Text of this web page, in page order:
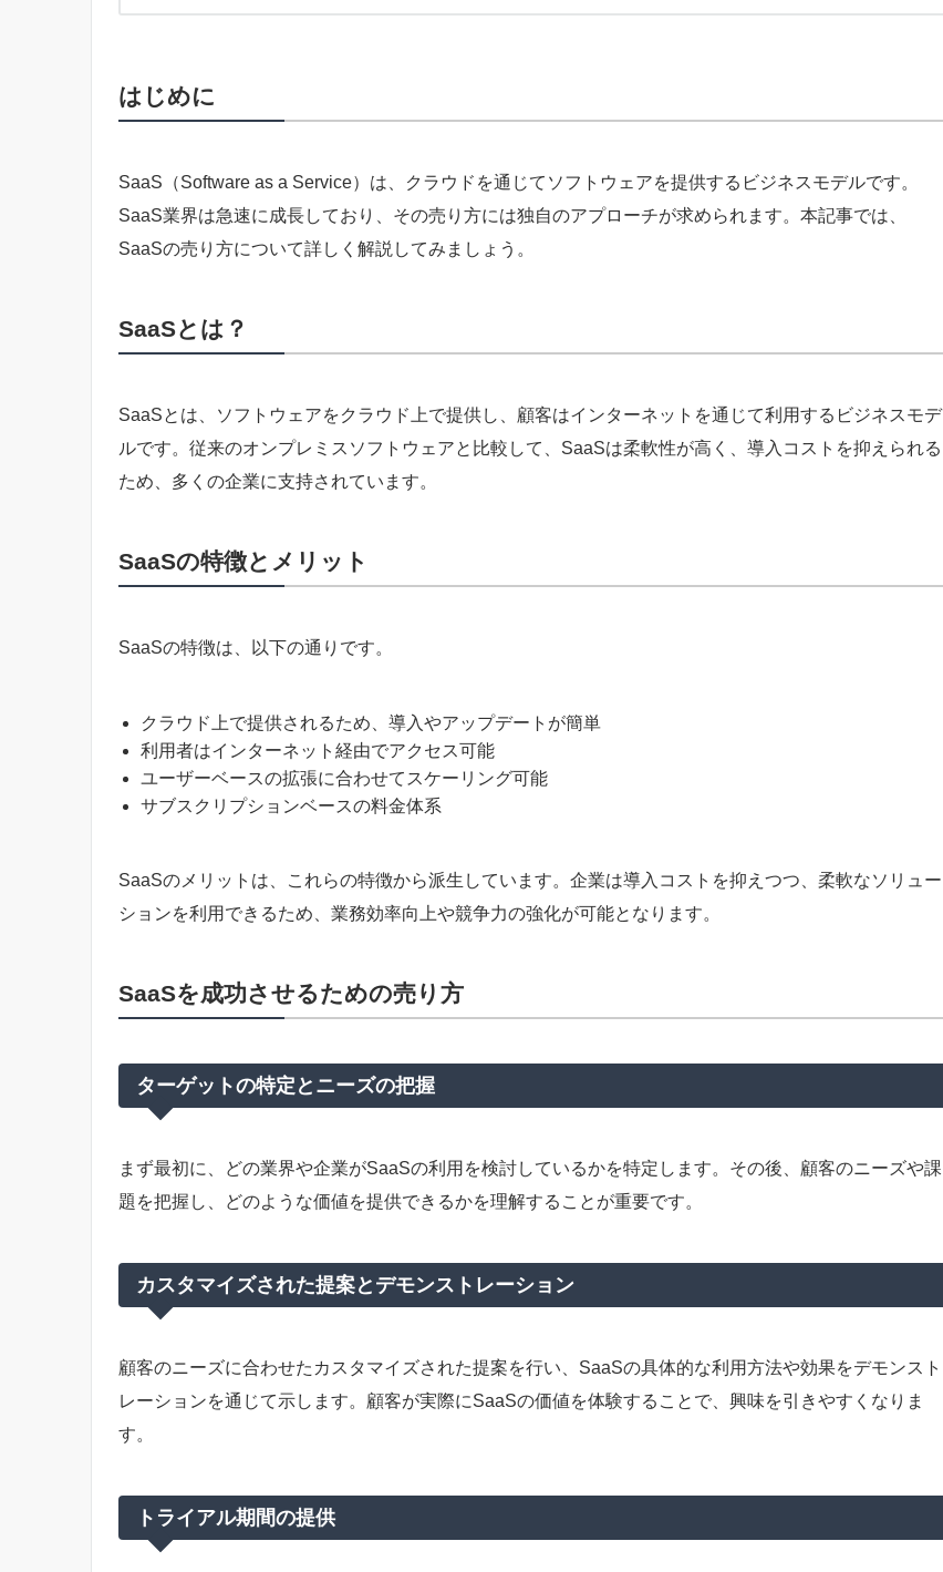
はじめに
SaaS（Software as a Service）は、クラウドを通じてソフトウェアを提供するビジネスモデルです。
SaaS業界は急速に成長しており、その売り方には独自のアプローチが求められます。本記事では、
SaaSの売り方について詳しく解説してみましょう。
SaaSとは？
SaaSとは、ソフトウェアをクラウド上で提供し、顧客はインターネットを通じて利用するビジネスモデ
ルです。従来のオンプレミスソフトウェアと比較して、SaaSは柔軟性が高く、導入コストを抑えられる
ため、多くの企業に支持されています。
SaaSの特徴とメリット
SaaSの特徴は、以下の通りです。
クラウド上で提供されるため、導入やアップデートが簡単
利用者はインターネット経由でアクセス可能
ユーザーベースの拡張に合わせてスケーリング可能
サブスクリプションベースの料金体系
SaaSのメリットは、これらの特徴から派生しています。企業は導入コストを抑えつつ、柔軟なソリュー
ションを利用できるため、業務効率向上や競争力の強化が可能となります。
SaaSを成功させるための売り方
ターゲットの特定とニーズの把握
まず最初に、どの業界や企業がSaaSの利用を検討しているかを特定します。その後、顧客のニーズや課
題を把握し、どのような価値を提供できるかを理解することが重要です。
カスタマイズされた提案とデモンストレーション
顧客のニーズに合わせたカスタマイズされた提案を行い、SaaSの具体的な利用方法や効果をデモンスト
レーションを通じて示します。顧客が実際にSaaSの価値を体験することで、興味を引きやすくなりま
す。
トライアル期間の提供